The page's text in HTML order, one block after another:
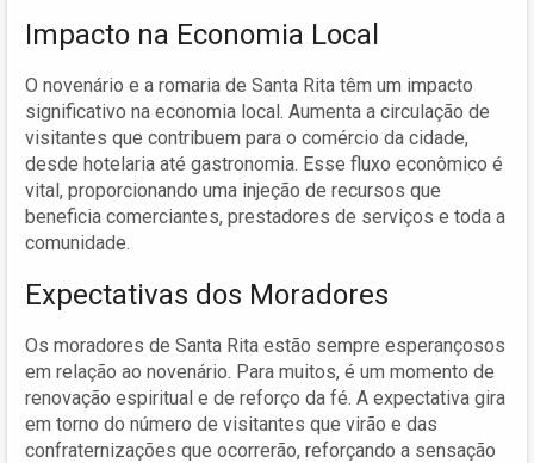
Impacto na Economia Local
O novenário e a romaria de Santa Rita têm um impacto
significativo na economia local. Aumenta a circulação de
visitantes que contribuem para o comércio da cidade,
desde hotelaria até gastronomia. Esse fluxo econômico é
vital, proporcionando uma injeção de recursos que
beneficia comerciantes, prestadores de serviços e toda a
comunidade.
Expectativas dos Moradores
Os moradores de Santa Rita estão sempre esperançosos
em relação ao novenário. Para muitos, é um momento de
renovação espiritual e de reforço da fé. A expectativa gira
em torno do número de visitantes que virão e das
confraternizações que ocorrerão, reforçando a sensação